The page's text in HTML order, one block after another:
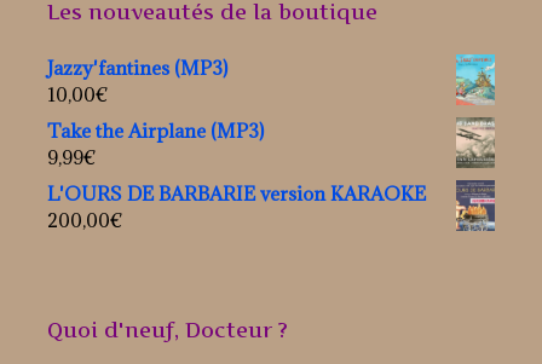
Les nouveautés de la boutique
Jazzy'fantines (MP3)
10,00€
Take the Airplane (MP3)
9,99€
L'OURS DE BARBARIE version KARAOKE
200,00€
Quoi d'neuf, Docteur ?